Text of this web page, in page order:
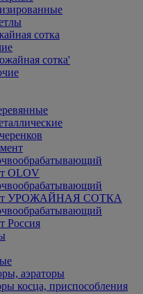
сотка
сотка'
OLOV
УРОЖАЙНАЯ СОТКА
Россия
аэраторы
косца, приспособления